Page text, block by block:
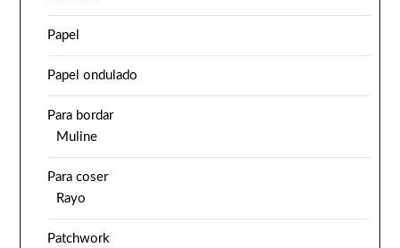
Papel
Papel ondulado
Para bordar
Muline
Para coser
Rayo
Patchwork